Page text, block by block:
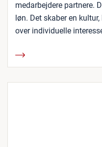
medarbejdere partnere.
løn. Det skaber en
over individuelle